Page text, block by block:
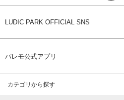
LUDIC PARK OFFICIAL SNS
パレモ公式アプリ
カテゴリから探す